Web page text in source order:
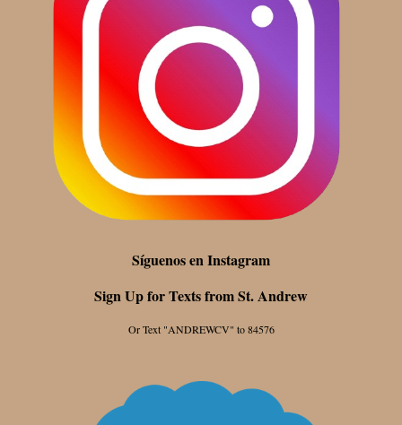
Síguenos en Instagram
Sign Up for Texts from St. Andrew
Or Text "ANDREWCV" to 84576